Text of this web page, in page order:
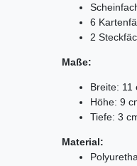
6
2
Maße:
Breite: 11
Höhe: 9
Tiefe: 3
Material: